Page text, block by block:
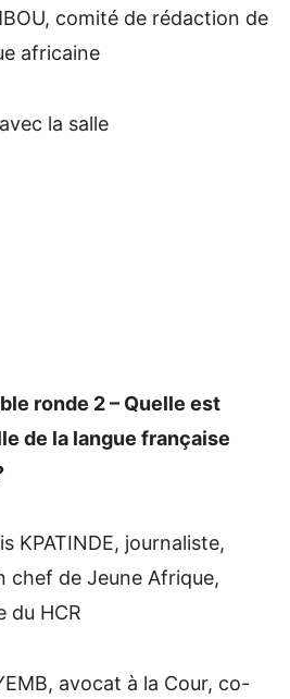
comité de rédaction de
africaine
la salle
ronde 2 – Quelle est
de la langue française
KPATINDE, journaliste,
chef de Jeune Afrique,
du HCR
avocat à la Cour, co-